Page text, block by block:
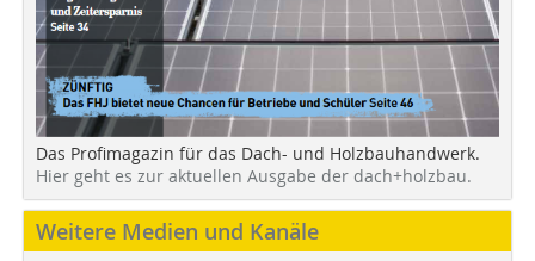
Das Profimagazin für das Dach- und Holzbauhandwerk.
Hier geht es zur aktuellen Ausgabe der dach+holzbau.
Weitere Medien und Kanäle